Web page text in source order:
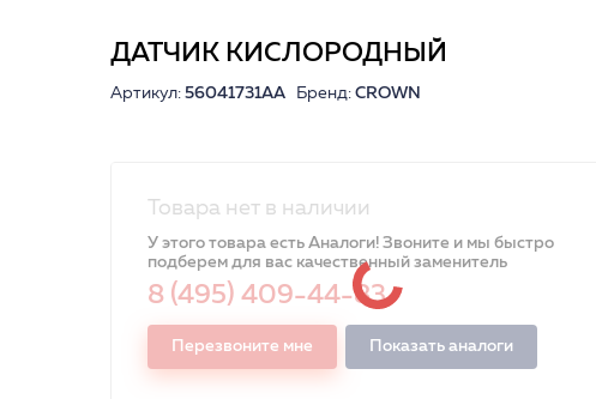
ДАТЧИК КИСЛОРОДНЫЙ
Артикул: 56041731AA Бренд: CROWN
Товара нет в наличии
У этого товара есть Аналоги! Звоните и мы быстро
подберем для вас качественный заменитель
8 (495) 409-44-83
Перезвоните мне Показать аналоги